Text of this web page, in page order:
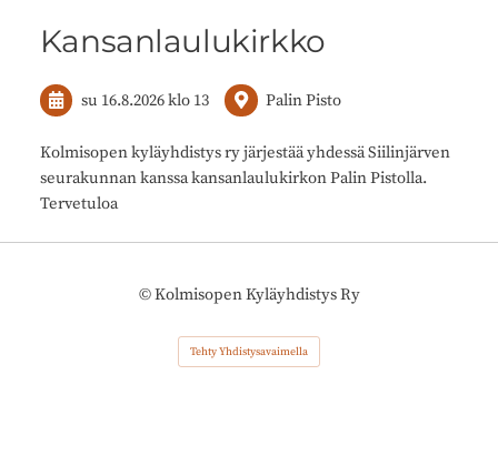
Kansanlaulukirkko
su 16.8.2026klo 13 Palin Pisto
Kolmisopen kyläyhdistys ry järjestää yhdessä Siilinjärven
seurakunnan kanssa kansanlaulukirkon Palin Pistolla.
Tervetuloa
©Kolmisopen Kyläyhdistys Ry
Tehty Yhdistysavaimella